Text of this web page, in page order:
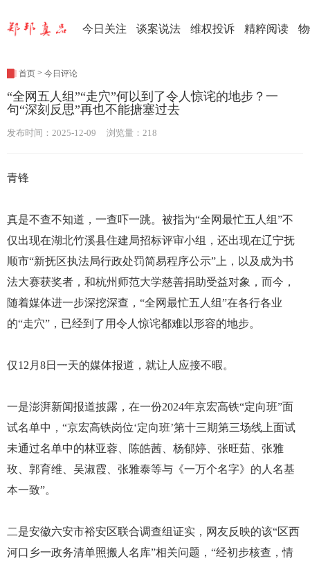
今日关注 谈案说法 维权投诉 精粹阅读
首页 > 今日评论
“全网五人组”“走穴”何以到了令人惊诧的地步？一
句“深刻反思”再也不能搪塞过去
发布时间：2025-12-09 浏览量：218
青锋
真是不查不知道，一查吓一跳。被指为“全网最忙五人组”不
仅出现在湖北竹溪县住建局招标评审小组，还出现在辽宁抚
顺市“新抚区执法局行政处罚简易程序公示”上，以及成为书
法大赛获奖者，和杭州师范大学慈善捐助受益对象，而今，
随着媒体进一步深挖深查，“全网最忙五人组”在各行各业
的“走穴”，已经到了用令人惊诧都难以形容的地步。
仅12月8日一天的媒体报道，就让人应接不暇。
一是澎湃新闻报道披露，在一份2024年京宏高铁“定向班”面
试名单中，“京宏高铁岗位‘定向班’第十三期第三场线上面试
未通过名单中的林亚蓉、陈皓茜、杨郁婷、张旺茹、张雅
玫、郭育维、吴淑霞、张雅泰等与《一万个名字》的人名基
本一致”。
二是安徽六安市裕安区联合调查组证实，网友反映的该“区西
河口乡一政务清单照搬人名库”相关问题，“经初步核查，情